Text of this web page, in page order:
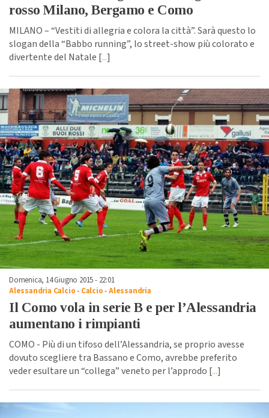
rosso Milano, Bergamo e Como
MILANO – “Vestiti di allegria e colora la città”. Sarà questo lo
slogan della “Babbo running”, lo street-show più colorato e
divertente del Natale [...]
Domenica, 14 Giugno 2015 - 22:01
Alessandria Calcio- Calcio-Alessandria
Il Como vola in serie B e per l’Alessandria
aumentano i rimpianti
COMO - Più di un tifoso dell’Alessandria, se proprio avesse
dovuto scegliere tra Bassano e Como, avrebbe preferito
veder esultare un “collega” veneto per l’approdo [...]